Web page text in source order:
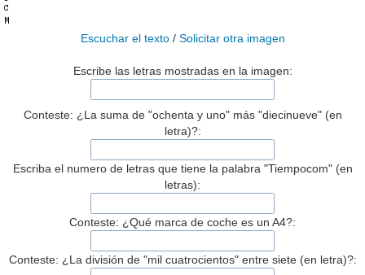
Escuchar el texto/ Solicitar otra imagen
Escribe las letras mostradas en la imagen:
Conteste: ¿La suma de "ochenta y uno" más "diecinueve" (en
letra)?:
Escriba el numero de letras que tiene la palabra "Tiempocom" (en
letras):
Conteste: ¿Qué marca de coche es un A4?:
Conteste: ¿La división de "mil cuatrocientos" entre siete (en letra)?: